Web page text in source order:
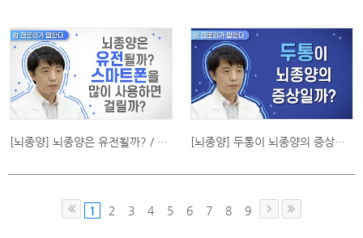
[뇌종양] 뇌종양은 유전될까? / 스마트폰 사용과 관련이 있을까? [뇌종양] 두통이 뇌종양의 증상일까?
1 2 3 4 5 6 7 8 9